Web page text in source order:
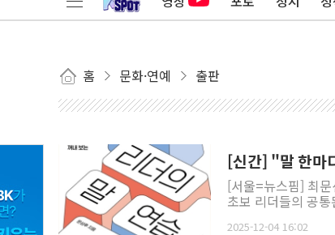
홈 문화·연예 출판
[신간] "말 한마
[서울=뉴스핌] 최
초보 리더들의 공
2025-12-04 16:02